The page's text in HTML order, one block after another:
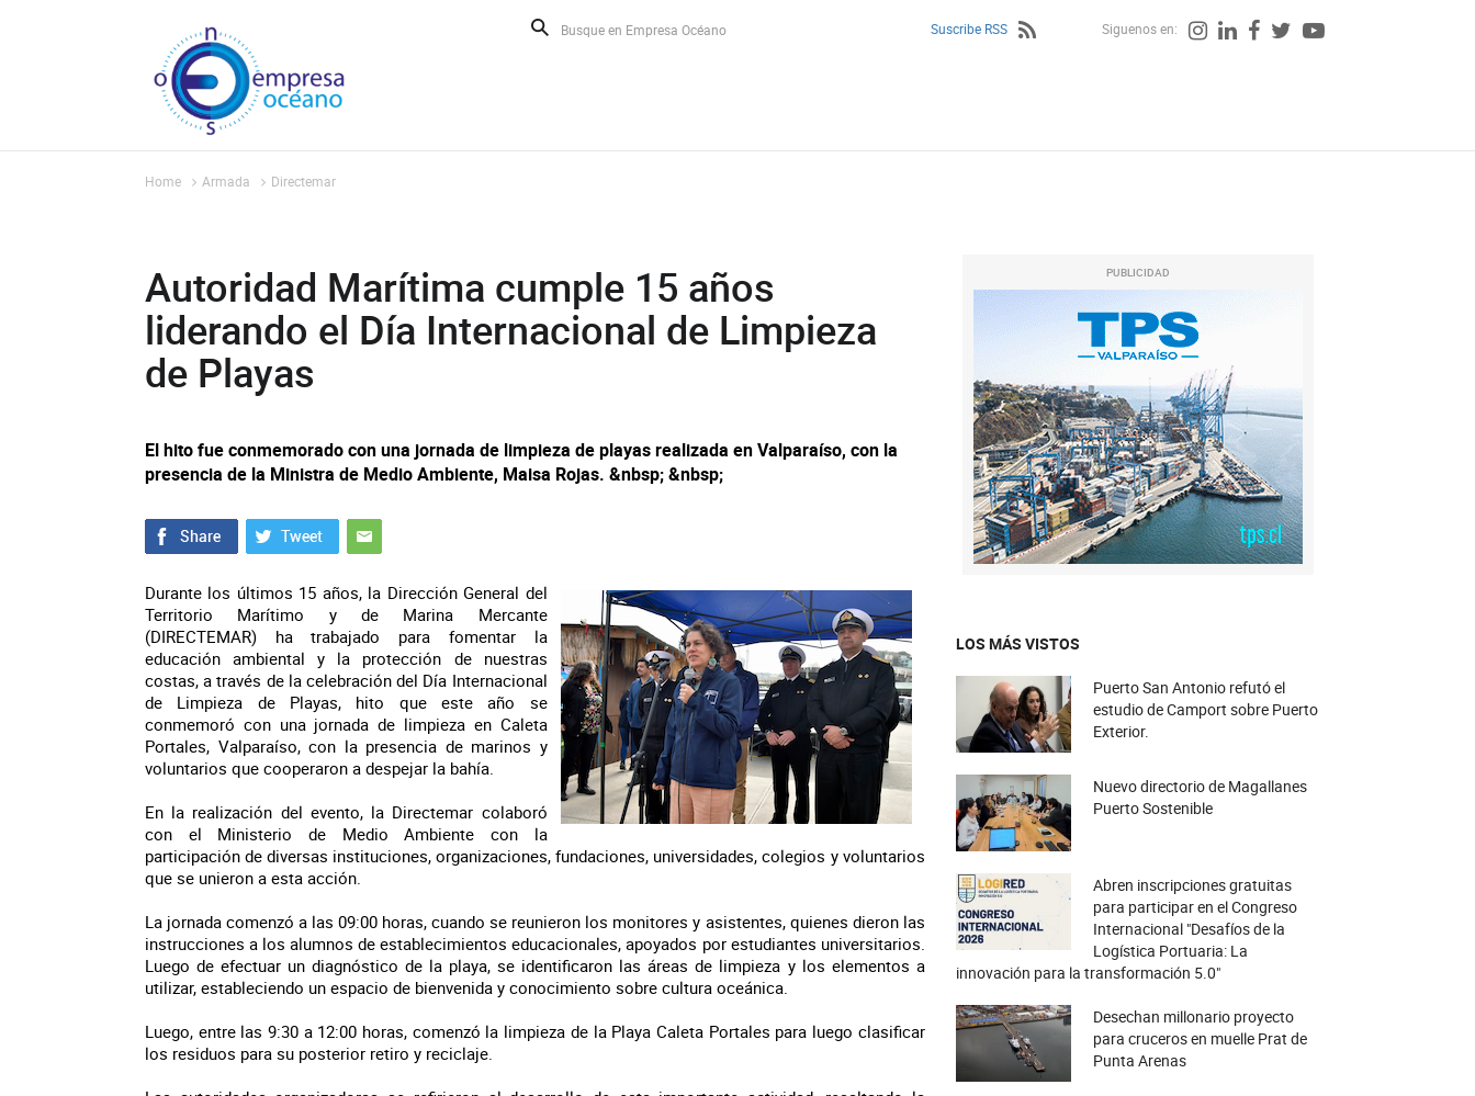
Suscribe RSS Siguenos en:
Home Armada Directemar
Autoridad Marítima cumple 15 años
liderando el Día Internacional de Limpieza
de Playas
El hito fue conmemorado con una jornada de limpieza de playas realizada en Valparaíso, con la
presencia de la Ministra de Medio Ambiente, Maisa Rojas. &nbsp; &nbsp;
Durante los últimos 15 años, la Dirección General del
Territorio Marítimo y de Marina Mercante
(DIRECTEMAR) ha trabajado para fomentar la
educación ambiental y la protección de nuestras
costas, a través de la celebración del Día Internacional
de Limpieza de Playas, hito que este año se
conmemoró con una jornada de limpieza en Caleta
Portales, Valparaíso, con la presencia de marinos y
voluntarios que cooperaron a despejar la bahía.
En la realización del evento, la Directemar colaboró
con el Ministerio de Medio Ambiente con la
participación de diversas instituciones, organizaciones, fundaciones, universidades, colegios y voluntarios
que se unieron a esta acción.
La jornada comenzó a las 09:00 horas, cuando se reunieron los monitores y asistentes, quienes dieron las
instrucciones a los alumnos de establecimientos educacionales, apoyados por estudiantes universitarios.
Luego de efectuar un diagnóstico de la playa, se identificaron las áreas de limpieza y los elementos a
utilizar, estableciendo un espacio de bienvenida y conocimiento sobre cultura oceánica.
Luego, entre las 9:30 a 12:00 horas, comenzó la limpieza de la Playa Caleta Portales para luego clasificar
los residuos para su posterior retiro y reciclaje.
PUBLICIDAD
LOS MÁS VISTOS
Puerto San Antonio refutó el
estudio de Camport sobre Puerto
Exterior.
Nuevo directorio de Magallanes
Puerto Sostenible
Abren inscripciones gratuitas
para participar en el Congreso
Internacional "Desafíos de la
Logística Portuaria: La
innovación para la transformación 5.0"
Desechan millonario proyecto
para cruceros en muelle Prat de
Punta Arenas